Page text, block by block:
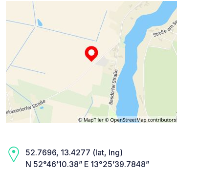
52.7696, 13.4277 (lat, lng)
N 52°46’10.38” E 13°25’39.7848”